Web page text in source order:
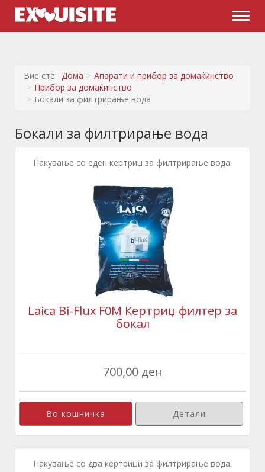
Вие сте: Дома
Апарати и прибор за домаќинство
Прибор за домаќинство
Бокали за филтрирање вода
Бокали за филтрирање вода
Пакување со еден кертриџ за филтрирање вода.
Laica Bi-Flux F0M Кертриџ филтер за
бокал
700,00 ден
Детали
Пакување со два кертриџи за филтрирање вода.